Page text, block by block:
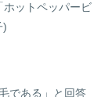
ホットペッパービ
)
である」と回答